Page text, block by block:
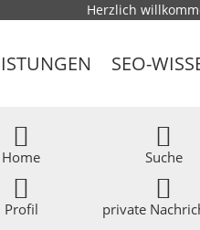
Herzlich
SEO-
Home
Profil
Suche
private